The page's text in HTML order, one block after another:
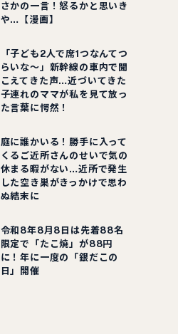
さかの一言！怒るかと思いき
や…【漫画】
「子ども2人で席1つなんてつ
らいな～」新幹線の車内で聞
こえてきた声…近づいてきた
子連れのママが私を見て放っ
た言葉に愕然！
庭に誰かいる！勝手に入って
くるご近所さんのせいで気の
休まる暇がない…近所で発生
した空き巣がきっかけで思わ
ぬ結末に
令和8年8月8日は先着88名
限定で「たこ焼」が88円
に！年に一度の「銀だこの
日」開催